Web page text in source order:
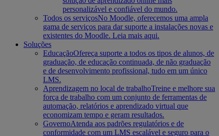
personalizável e confiável do mundo.
Todos os serviçosNo Moodle, oferecemos uma ampla
gama de serviços para dar suporte a instalações novas e
existentes do Moodle. Leia mais aqui.
Soluções
EducaçãoOfereça suporte a todos os tipos de alunos, de
graduação, de educação continuada, de não graduação
e de desenvolvimento profissional, tudo em um único
LMS.
Aprendizagem no local de trabalhoTreine e melhore sua
força de trabalho com um conjunto de ferramentas de
automação, relatórios e aprendizado virtual que
economizam tempo e geram resultados.
GovernoAtenda aos padrões regulatórios e de
conformidade com um LMS escalável e seguro para o